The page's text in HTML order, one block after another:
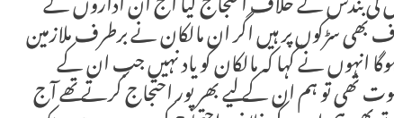
بھی سڑکوں پر ہیں اگر ان مالکان نے برطرف ملازمین
انہوں نے کہا کہ مالکان کو یاد نہیں جب ان کے
تو ہم ان کے لیے بھرپور احتجاج کرتے تھے آج